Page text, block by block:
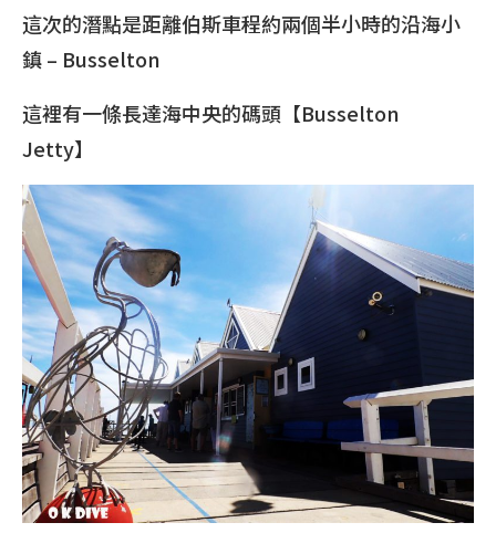
這次的潛點是距離伯斯車程約兩個半小時的沿海小
鎮 – Busselton
這裡有一條長達海中央的碼頭【Busselton
Jetty】